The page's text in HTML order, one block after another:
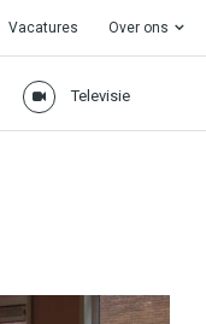
Vacatures Over ons
Televisie